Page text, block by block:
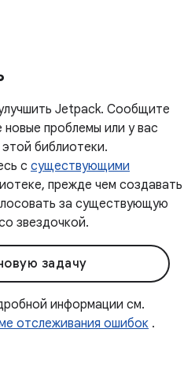
Jetpack. Сообщите
проблемы или у вас
библиотеки.
с существующими
прежде чем создавать
за существующую
звездочкой.
задачу
информации см.
отслеживания ошибок .